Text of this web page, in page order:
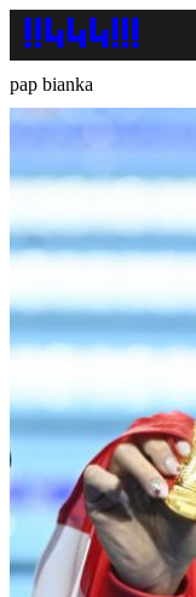
pap bianka